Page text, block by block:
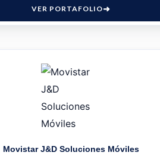
VER PORTAFOLIO
Movistar J&D Soluciones Móviles